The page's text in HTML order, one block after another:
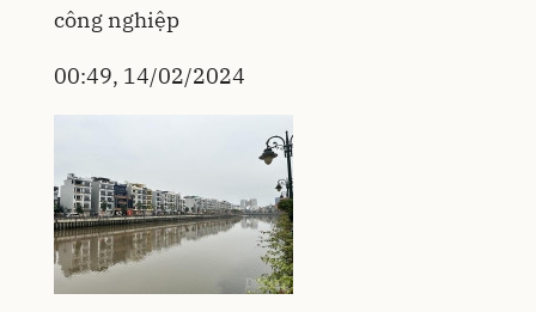
công nghiệp
00:49, 14/02/2024